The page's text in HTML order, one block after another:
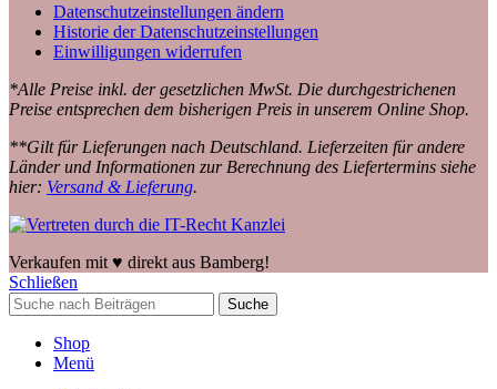
Datenschutzeinstellungen ändern
Historie der Datenschutzeinstellungen
Einwilligungen widerrufen
*Alle Preise inkl. der gesetzlichen MwSt. Die durchgestrichenen
Preise entsprechen dem bisherigen Preis in unserem Online Shop.
**Gilt für Lieferungen nach Deutschland. Lieferzeiten für andere
Länder und Informationen zur Berechnung des Liefertermins siehe
hier: Versand & Lieferung.
Verkaufen mit ♥️ direkt aus Bamberg!
Schließen
Suche
Shop
Menü